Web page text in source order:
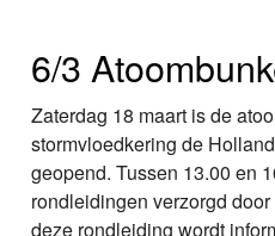
6/3
Zaterdag 18 maart is de
stormvloedkering de
geopend. Tussen 13.00 en
rondleidingen verzorgd
deze rondleiding wordt